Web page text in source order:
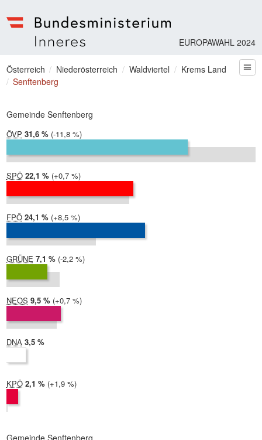
EUROPAWAHL 2024
Sie befinden sich hier
Österreich Niederösterreich Waldviertel
Krems Land
Senftenberg
Gemeinde Senftenberg
ÖVP 2024:
31,6 %
2019:
43,4 %
Differenz:
-11,8 %
SPÖ 2024:
22,1 %
2019:
21,4 %
Differenz:
+0,7 %
FPÖ 2024:
24,1 %
2019:
15,6 %
Differenz:
+8,5 %
GRÜNE 2024:
7,1 % Differenz:
-2,2 %
NEOS 2024:
9,5 %
2019:
8,8 %
Differenz:
+0,7 %
DNA 2024:
3,5 %
KPÖ 2024:
2,1 % Differenz:
+1,9 %